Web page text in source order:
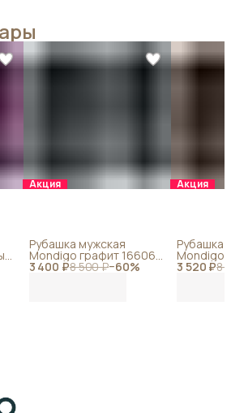
Акция
3 400 ₽8 500 ₽−60%
Рубашка мужская
Mondigo графит 16606-
14
Акция
3 520 ₽8
Рубашка
Mondigo
16605-49